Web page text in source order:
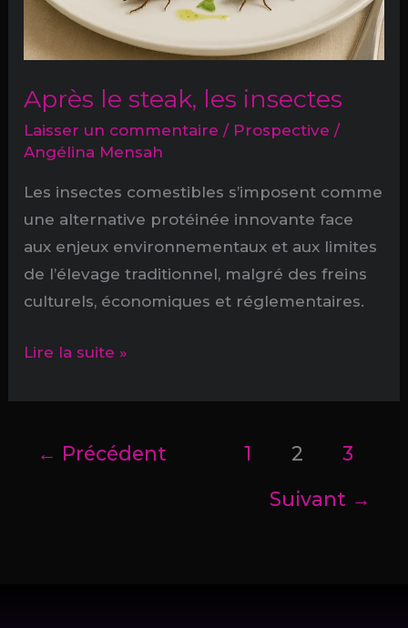
Après le steak, les insectes
Laisser un commentaire / Prospective /
Angélina Mensah
Les insectes comestibles s’imposent comme
une alternative protéinée innovante face
aux enjeux environnementaux et aux limites
de l’élevage traditionnel, malgré des freins
culturels, économiques et réglementaires.
Après
insectes
Lire la suite »
← Précédent 1 2
3
Suivant →